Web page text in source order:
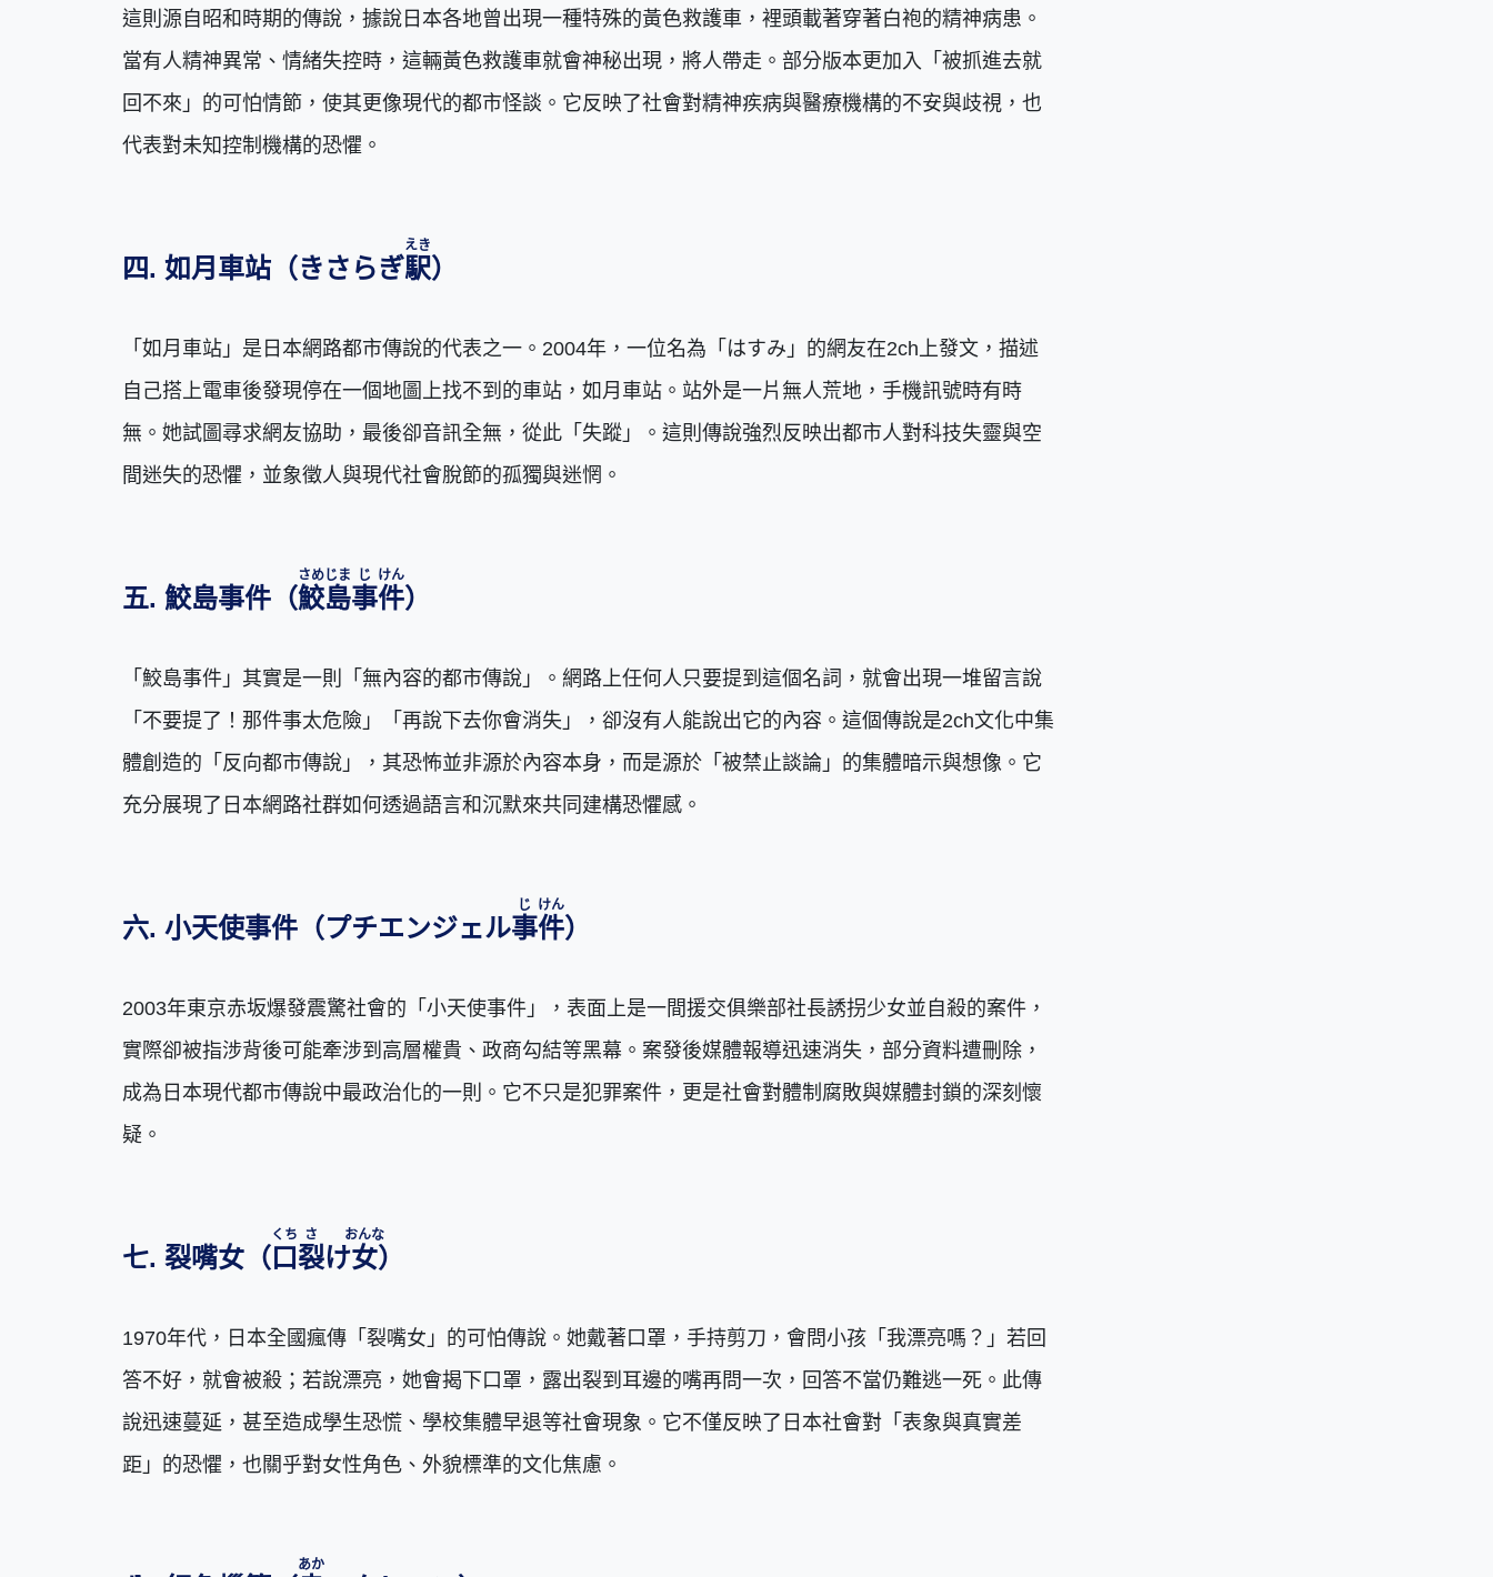
這則源自昭和時期的傳說，據說日本各地曾出現一種特殊的黃色救護車，裡頭載著穿著白袍的精神病患。
當有人精神異常、情緒失控時，這輛黃色救護車就會神秘出現，將人帶走。部分版本更加入「被抓進去就
回不來」的可怕情節，使其更像現代的都市怪談。它反映了社會對精神疾病與醫療機構的不安與歧視，也
代表對未知控制機構的恐懼。
四. 如月車站（きさらぎ駅
えき
）
「如月車站」是日本網路都市傳說的代表之一。2004年，一位名為「はすみ」的網友在2ch上發文，描述
自己搭上電車後發現停在一個地圖上找不到的車站，如月車站。站外是一片無人荒地，手機訊號時有時
無。她試圖尋求網友協助，最後卻音訊全無，從此「失蹤」。這則傳說強烈反映出都市人對科技失靈與空
間迷失的恐懼，並象徵人與現代社會脫節的孤獨與迷惘。
五. 鮫島事件（鮫
さめ
島
じま
事
じ
件
けん
）
「鮫島事件」其實是一則「無內容的都市傳說」。網路上任何人只要提到這個名詞，就會出現一堆留言說
「不要提了！那件事太危險」「再說下去你會消失」，卻沒有人能說出它的內容。這個傳說是2ch文化中集
體創造的「反向都市傳說」，其恐怖並非源於內容本身，而是源於「被禁止談論」的集體暗示與想像。它
充分展現了日本網路社群如何透過語言和沉默來共同建構恐懼感。
六. 小天使事件（プチエンジェル事
じ
件
けん
）
2003年東京赤坂爆發震驚社會的「小天使事件」，表面上是一間援交俱樂部社長誘拐少女並自殺的案件，
實際卻被指涉背後可能牽涉到高層權貴、政商勾結等黑幕。案發後媒體報導迅速消失，部分資料遭刪除，
成為日本現代都市傳說中最政治化的一則。它不只是犯罪案件，更是社會對體制腐敗與媒體封鎖的深刻懷
疑。
七. 裂嘴女（口
くち
裂
さ
け女
おんな
）
1970年代，日本全國瘋傳「裂嘴女」的可怕傳說。她戴著口罩，手持剪刀，會問小孩「我漂亮嗎？」若回
答不好，就會被殺；若說漂亮，她會揭下口罩，露出裂到耳邊的嘴再問一次，回答不當仍難逃一死。此傳
說迅速蔓延，甚至造成學生恐慌、學校集體早退等社會現象。它不僅反映了日本社會對「表象與真實差
距」的恐懼，也關乎對女性角色、外貌標準的文化焦慮。
あか